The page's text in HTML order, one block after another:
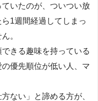
いたのが、ついつい放
1週間経過してしまっ
。
きる趣味を持っている
優先順位が低い人、マ
ない」と諦める方が、